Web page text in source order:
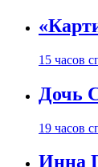
15 часов
Дочь
19 часов
Инна